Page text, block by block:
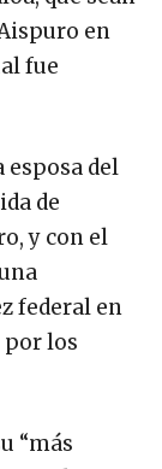
en
fue
del
de
y con el
federal en
por los
“más